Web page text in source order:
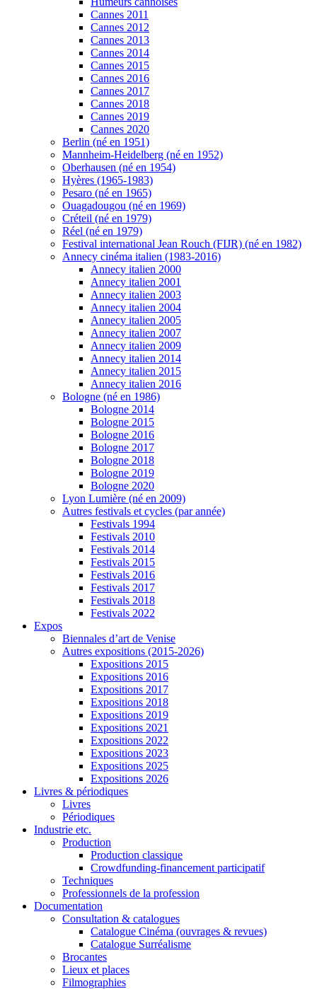
Cannes 2011
Cannes 2012
Cannes 2013
Cannes 2014
Cannes 2015
Cannes 2016
Cannes 2017
Cannes 2018
Cannes 2019
Cannes 2020
Berlin (né en 1951)
Mannheim-Heidelberg (né en 1952)
Oberhausen (né en 1954)
Hyères (1965-1983)
Pesaro (né en 1965)
Ouagadougou (né en 1969)
Créteil (né en 1979)
Réel (né en 1979)
Festival international Jean Rouch (FIJR) (né en 1982)
Annecy cinéma italien (1983-2016)
Annecy italien 2000
Annecy italien 2001
Annecy italien 2003
Annecy italien 2004
Annecy italien 2005
Annecy italien 2007
Annecy italien 2009
Annecy italien 2014
Annecy italien 2015
Annecy italien 2016
Bologne (né en 1986)
Bologne 2014
Bologne 2015
Bologne 2016
Bologne 2017
Bologne 2018
Bologne 2019
Bologne 2020
Lyon Lumière (né en 2009)
Autres festivals et cycles (par année)
Festivals 1994
Festivals 2010
Festivals 2014
Festivals 2015
Festivals 2016
Festivals 2017
Festivals 2018
Festivals 2022
Expos
Biennales d’art de Venise
Autres expositions (2015-2026)
Expositions 2015
Expositions 2016
Expositions 2017
Expositions 2018
Expositions 2019
Expositions 2021
Expositions 2022
Expositions 2023
Expositions 2025
Expositions 2026
Livres & périodiques
Livres
Périodiques
Industrie etc.
Production
Production classique
Crowdfunding-financement participatif
Techniques
Professionnels de la profession
Documentation
Consultation & catalogues
Catalogue Cinéma (ouvrages & revues)
Catalogue Surréalisme
Brocantes
Lieux et places
Filmographies